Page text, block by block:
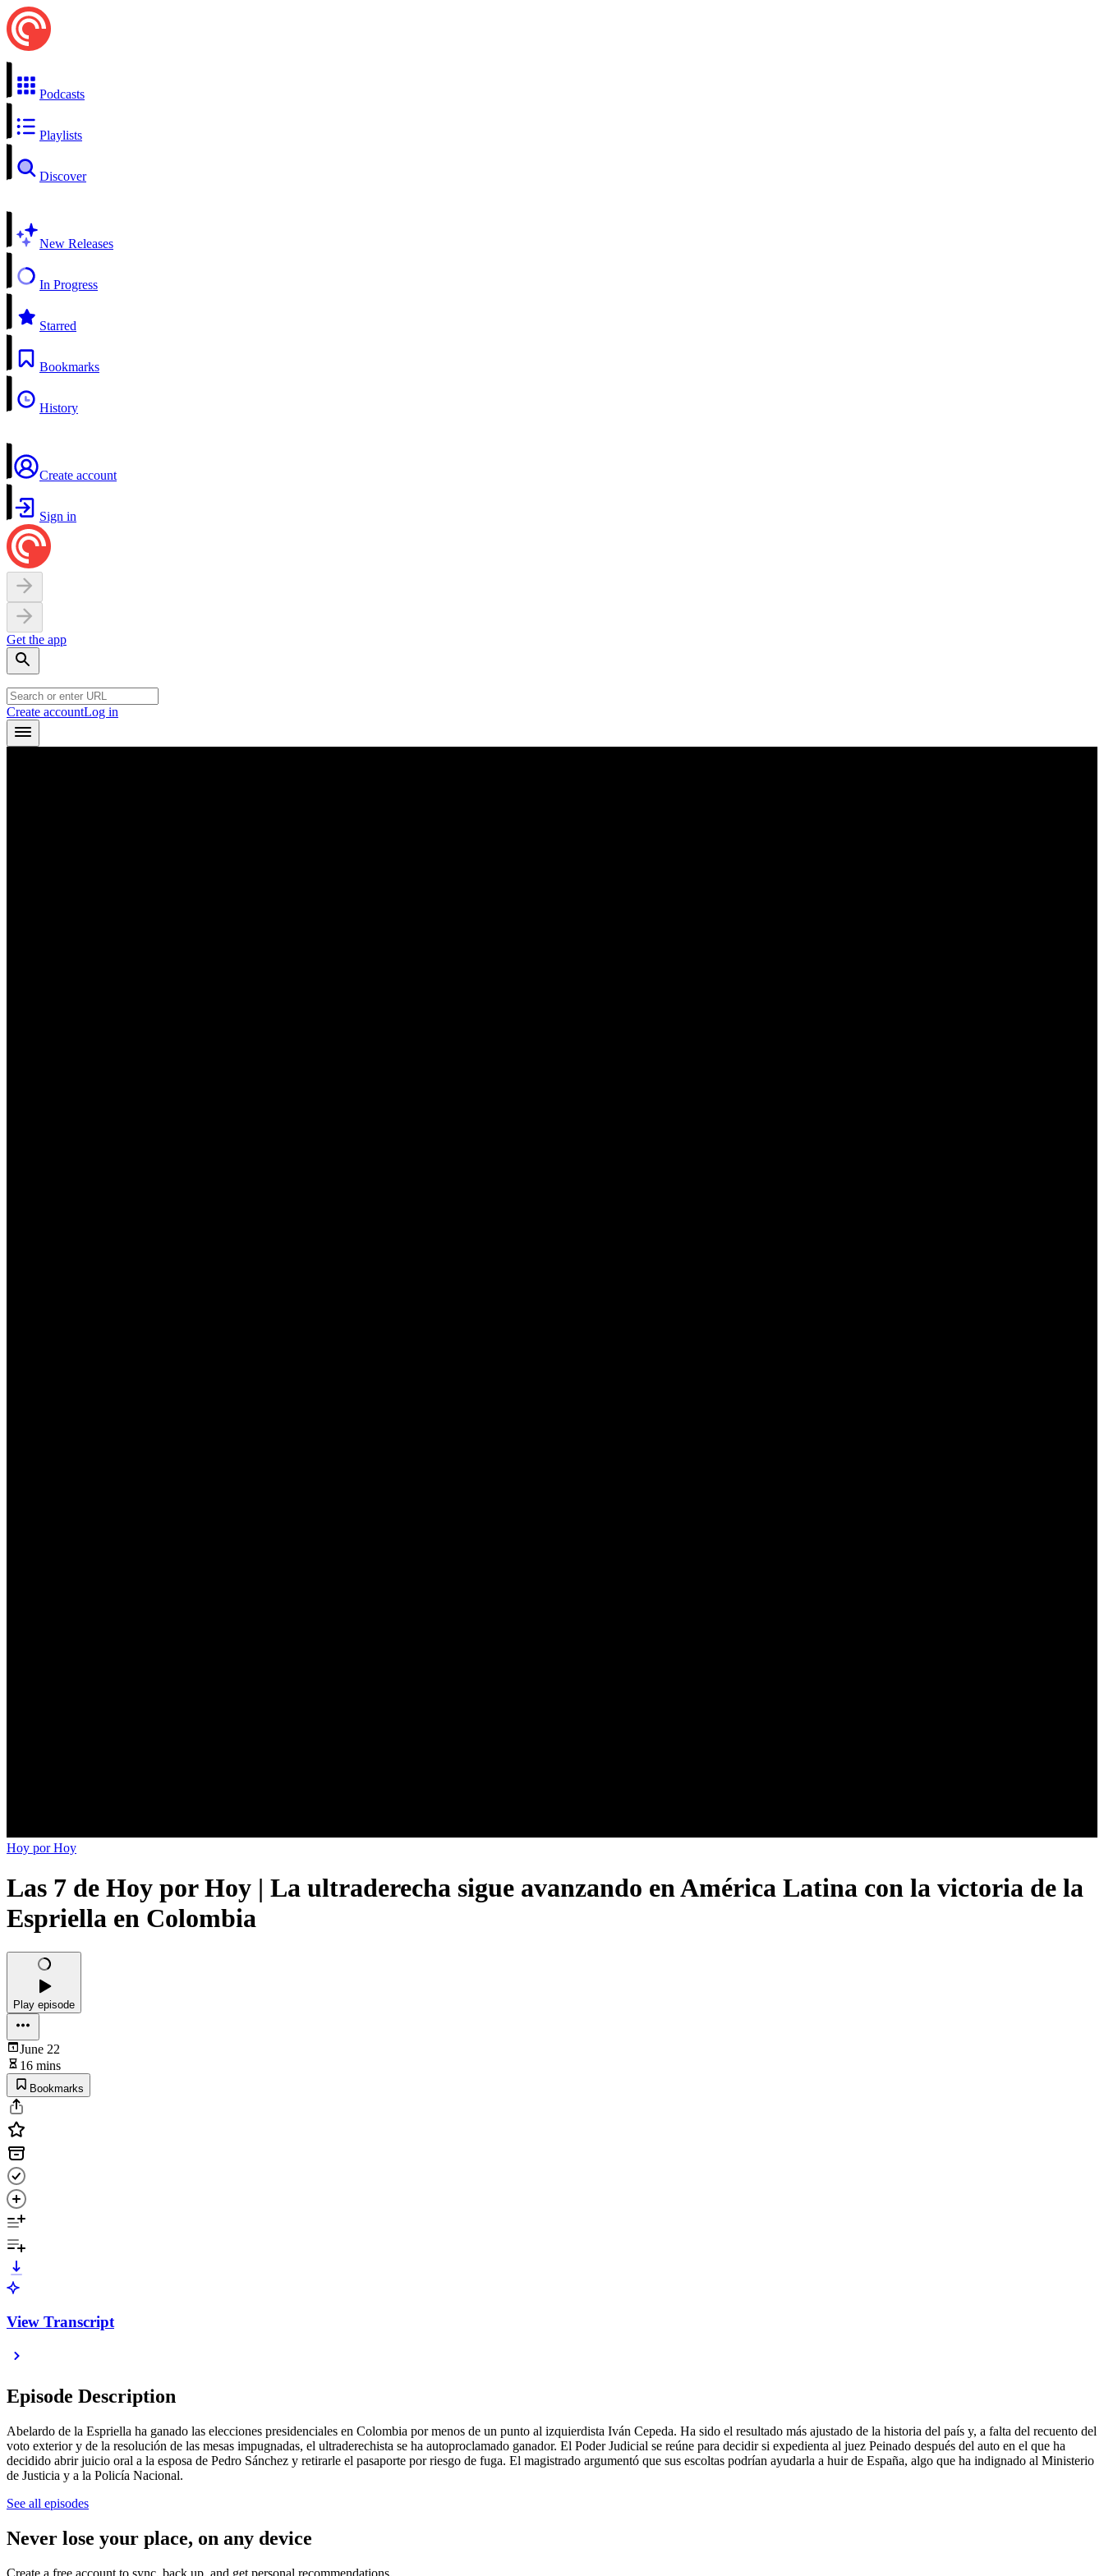
Podcasts
Playlists
Discover
New Releases
In Progress
Starred
Bookmarks
History
Create account
Sign in
Get the app
Create accountLog in
Hoy por Hoy
Las 7 de Hoy por Hoy | La ultraderecha sigue avanzando en América Latina con la victoria de la
Espriella en Colombia
Play episode
June 22
16 mins
Bookmarks
View Transcript
Episode Description
Abelardo de la Espriella ha ganado las elecciones presidenciales en Colombia por menos de un punto al izquierdista Iván Cepeda. Ha sido el resultado más ajustado de la historia del país y, a falta del recuento del
voto exterior y de la resolución de las mesas impugnadas, el ultraderechista se ha autoproclamado ganador. El Poder Judicial se reúne para decidir si expedienta al juez Peinado después del auto en el que ha
decidido abrir juicio oral a la esposa de Pedro Sánchez y retirarle el pasaporte por riesgo de fuga. El magistrado argumentó que sus escoltas podrían ayudarla a huir de España, algo que ha indignado al Ministerio
de Justicia y a la Policía Nacional.
See all episodes
Never lose your place, on any device
Create a free account to sync, back up, and get personal recommendations.